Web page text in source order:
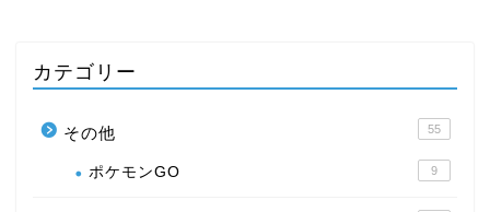
カテゴリー
その他 55
ポケモンGO 9